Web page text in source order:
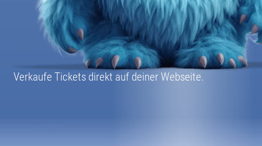
Verkaufe Tickets direkt auf deiner Webseite.
08004003055